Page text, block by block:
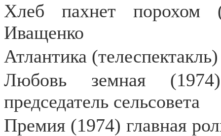
Хлеб пахнет порохом
Иващенко
Атлантика
Любовь земная
председатель сельсовета
Премия (1974) главная